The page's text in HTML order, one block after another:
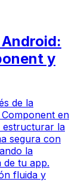
y
de la
en
estructurar la
segura con
la
de tu app.
fluida y